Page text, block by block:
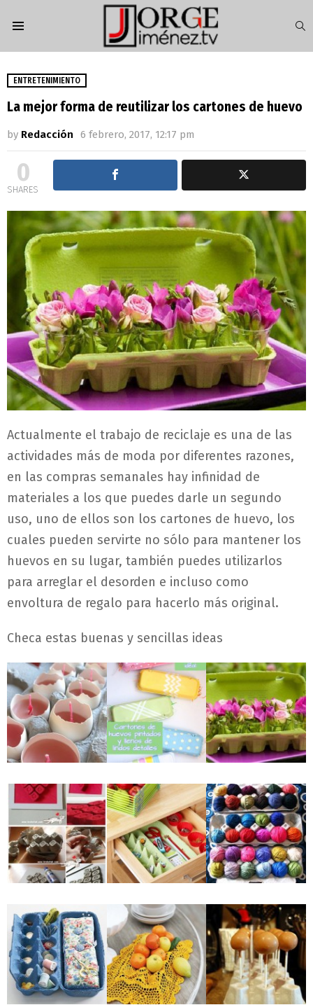
ENTRETENIMIENTO
La mejor forma de reutilizar los cartones de huevo
by Redacción 6 febrero, 2017, 12:17 pm
0
SHARES
Actualmente el trabajo de reciclaje es una de las
actividades más de moda por diferentes razones,
en las compras semanales hay infinidad de
materiales a los que puedes darle un segundo
uso, uno de ellos son los cartones de huevo, los
cuales pueden servirte no sólo para mantener los
huevos en su lugar, también puedes utilizarlos
para arreglar el desorden e incluso como
envoltura de regalo para hacerlo más original.
Checa estas buenas y sencillas ideas